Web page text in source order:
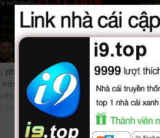
phim Thu Hoi Mang Song được
sự tham gia của các diễn viên:
thuyết minh Lồng tiếng bởi các
xemphimvndongphymtv Thu Hồi
xemphimxua phimdinhcao
zz Reclaim 2014tvhay phimhayaz